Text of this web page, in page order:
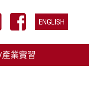
選擇你的語言
ENGLISH
業實習